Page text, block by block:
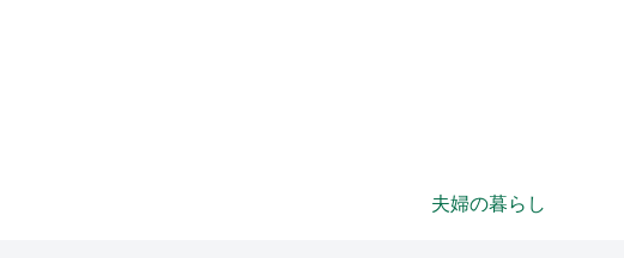
夫婦の暮らし